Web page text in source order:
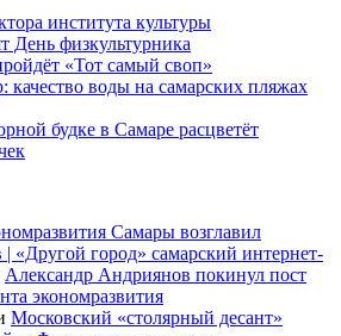
института культуры
День физкультурника
«Тот самый своп»
качество воды на самарских пляжах
будке в Самаре расцветёт
Самары возглавил
| «Другой город» самарский интернет-
Александр Андриянов покинул пост
экономразвития
Московский «столярный десант»